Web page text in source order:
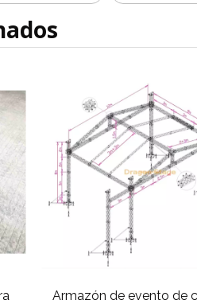
Armazón de evento de